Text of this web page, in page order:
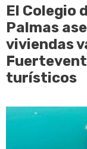
El Colegio
Palmas
viviendas
turísticos